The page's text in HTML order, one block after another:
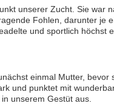
unserer Zucht. Sie war
Fohlen, darunter je
und sportlich höchst
einmal Mutter,
und punktet mit
unserem Gestüt aus.